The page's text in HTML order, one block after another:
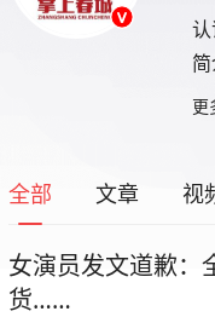
认
简
更
全部 文章 视
女演员发文道歉：
货……